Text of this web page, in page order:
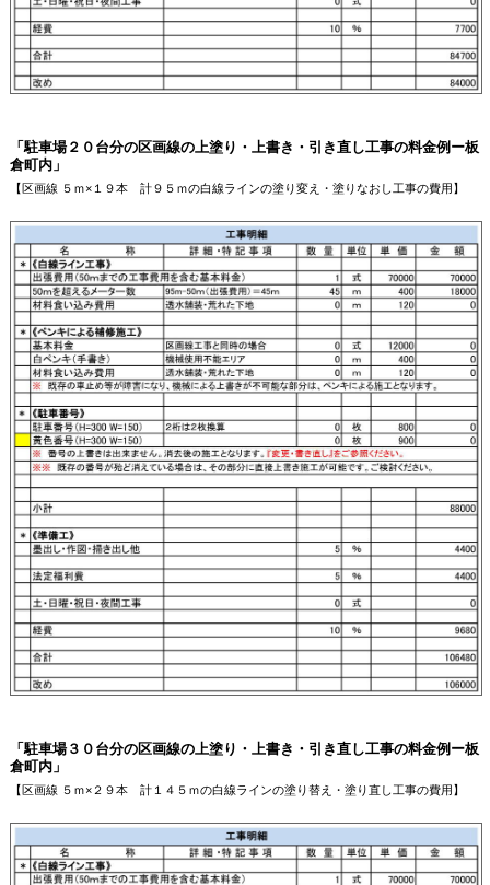
「駐車場２０台分の区画線の上塗り・上書き・引き直し工事の料金例ー板
倉町内」
【区画線 ５ｍ×１９本 計９５ｍの白線ラインの塗り変え・塗りなおし工事の費用】
「駐車場３０台分の区画線の上塗り・上書き・引き直し工事の料金例ー板
倉町内」
【区画線 ５ｍ×２９本 計１４５ｍの白線ラインの塗り替え・塗り直し工事の費用】